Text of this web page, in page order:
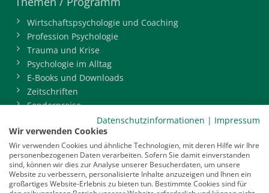
Wirtschaftspsychologie und Coaching
Profession Psychologie
Trauma und Krise
Psychologie im Alltag
E-Books und Downloads
Zeitschriften
Sonderpreise
BDP-Mitgliederbereich
Service
Newsletter
Mediadaten
Infocenter
Datenschutzinformationen | Impressum
Wir verwenden Cookies
Wir verwenden Cookies und ähnliche Technologien, mit deren Hilfe wir Ihre
personenbezogenen Daten verarbeiten. Sofern Sie damit einverstanden
sind, können wir dies zur Analyse unserer Besucherdaten, um unsere
Website zu verbessern, personalisierte Inhalte anzuzeigen und Ihnen ein
großartiges Website-Erlebnis zu bieten tun. Bestimmte Cookies sind für